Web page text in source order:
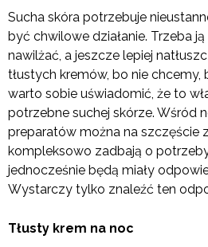
Sucha skóra potrzebuje
być chwilowe działanie. Trzeba
nawilżać, a jeszcze lepiej
tłustych kremów, bo nie chcemy,
warto sobie uświadomić, że to
potrzebne suchej skórze. Wśród
preparatów można na szczęście
kompleksowo zadbają o
jednocześnie będą miały
Wystarczy tylko znaleźć ten
Tłusty krem na noc